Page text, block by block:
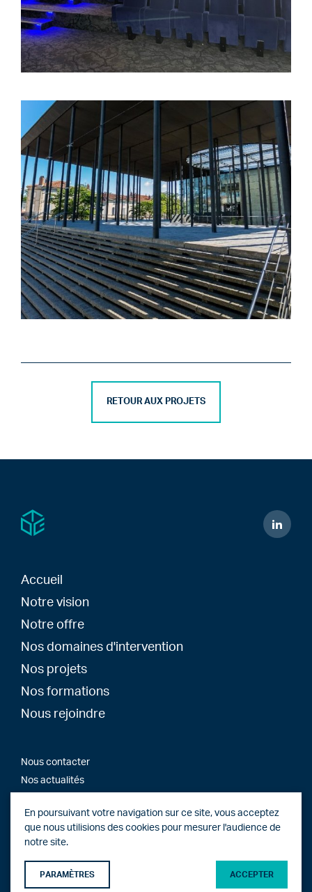
RETOUR AUX PROJETS
Accueil
Notre vision
Notre offre
Nos domaines d'intervention
Nos projets
Nos formations
Nous rejoindre
Nous contacter
Nos actualités
Copyright 2026 © OTCE Groupe - Tous droits réservés
Mentions légales
Site web parPepponito
En poursuivant votre navigation sur ce site, vous acceptez
que nous utilisions des cookies pour mesurer l'audience de
notre site.
PARAMÈTRES ACCEPTER